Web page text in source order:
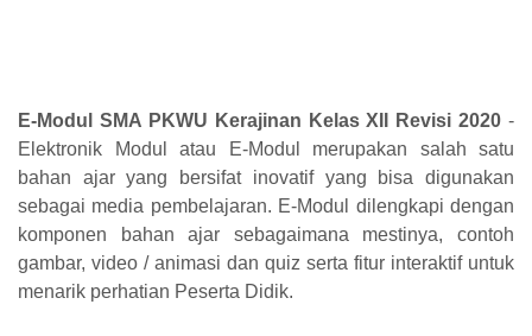
E-Modul SMA PKWU Kerajinan Kelas XII Revisi 2020 -
Elektronik Modul atau E-Modul merupakan salah satu
bahan ajar yang bersifat inovatif yang bisa digunakan
sebagai media pembelajaran. E-Modul dilengkapi dengan
komponen bahan ajar sebagaimana mestinya, contoh
gambar, video / animasi dan quiz serta fitur interaktif untuk
menarik perhatian Peserta Didik.